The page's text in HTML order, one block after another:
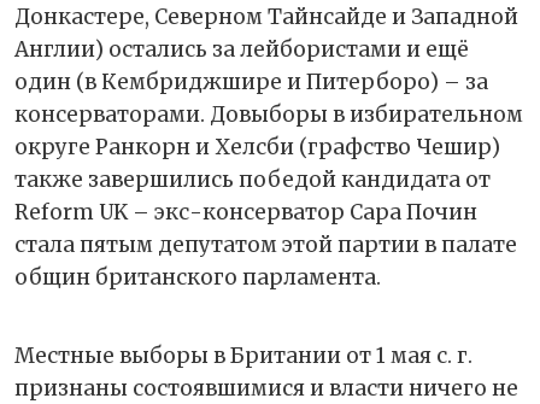
Донкастере, Северном Тайнсайде и Западной
Англии) остались за лейбористами и ещё
один (в Кембриджшире и Питерборо) – за
консерваторами. Довыборы в избирательном
округе Ранкорн и Хелсби (графство Чешир)
также завершились победой кандидата от
Reform UK – экс-консерватор Сара Почин
стала пятым депутатом этой партии в палате
общин британского парламента.
Местные выборы в Британии от 1 мая с. г.
признаны состоявшимися и власти ничего не